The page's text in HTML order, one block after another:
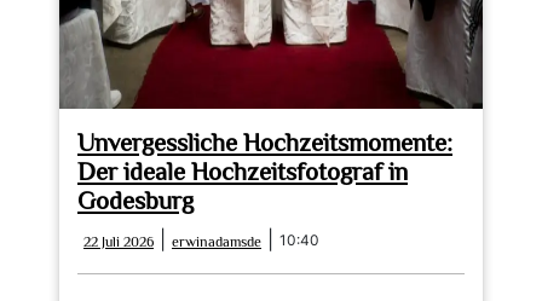
Unvergessliche Hochzeitsmomente:
Der ideale Hochzeitsfotograf in
Godesburg
22 Juli 2026
Juli
2026
erwinadamsde erwinadamsde
10:40